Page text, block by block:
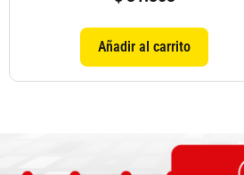
Añadir al carrito